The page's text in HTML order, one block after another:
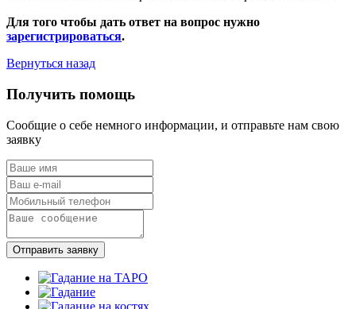
Для того чтобы дать ответ на вопрос нужно
зарегистрироваться.
Вернуться назад
Получить помощь
Сообщие о себе немного информации, и отправьте нам свою
заявку
Отправить заявку